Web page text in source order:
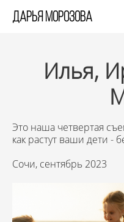
Дарья Морозова
Илья,
Это наша четвертая
как растут ваши дети -
Сочи, сентябрь 2023